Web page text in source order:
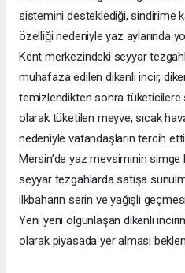
sistemini desteklediği, sindirime
özelliği nedeniyle yaz aylarında
Kent merkezindeki seyyar
muhafaza edilen dikenli incir,
temizlendikten sonra tüketicilere
olarak tüketilen meyve, sıcak
nedeniyle vatandaşların tercih
Mersin’de yaz mevsiminin
seyyar tezgahlarda satışa
ilkbaharın serin ve yağışlı
Yeni yeni olgunlaşan dikenli
olarak piyasada yer alması